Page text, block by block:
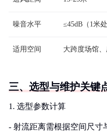
噪音水平 ≤45dB（1米处
适用空间 大跨度场馆
三、选型与维护关键
1. 选型参数计算
- 射流距离需根据空间尺寸